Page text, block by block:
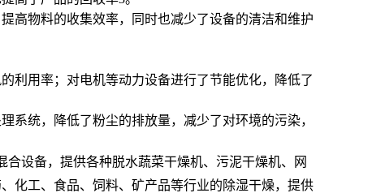
高物料的收集效率，同时也减少了设备的清洁和维护
利用率；对电机等动力设备进行了节能优化，降低了
系统，降低了粉尘的排放量，减少了对环境的污染，
设备，提供各种脱水蔬菜干燥机、污泥干燥机、网
化工、食品、饲料、矿产品等行业的除湿干燥，提供